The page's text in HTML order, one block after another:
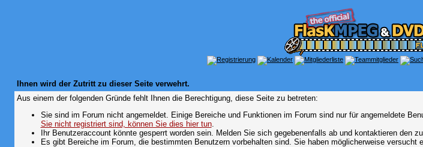
Ihnen wird der Zutritt zu dieser Seite verwehrt.
Aus einem der folgenden Gründe fehlt Ihnen die Berechtigung, diese Seite zu betreten:
Sie sind im Forum nicht angemeldet. Einige Bereiche und Funktionen im Forum sind nur für angemeldete
Sie nicht registriert sind, können Sie dies hier tun.
Ihr Benutzeraccount könnte gesperrt worden sein. Melden Sie sich gegebenenfalls ab und kontaktieren den
Es gibt Bereiche im Forum, die bestimmten Benutzern vorbehalten sind. Sie haben möglicherweise versucht